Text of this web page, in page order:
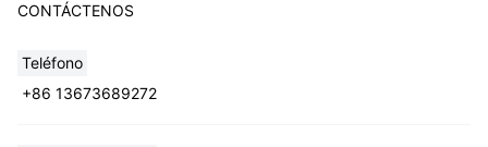
CONTÁCTENOS
Teléfono
+86 13673689272